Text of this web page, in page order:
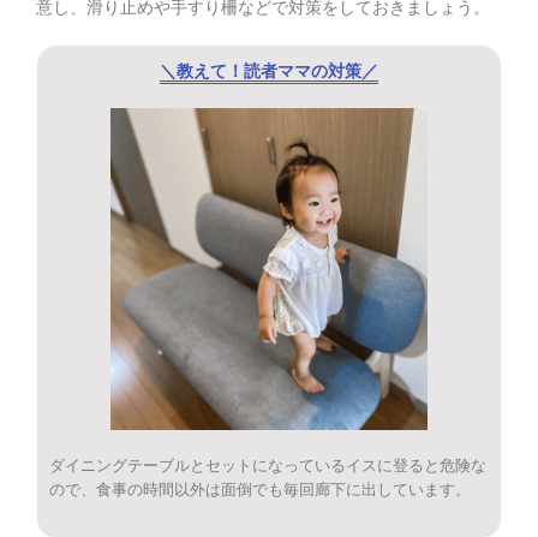
意し、滑り止めや手すり柵などで対策をしておきましょう。
＼教えて！読者ママの対策／
ダイニングテーブルとセットになっているイスに登ると危険な
ので、食事の時間以外は面倒でも毎回廊下に出しています。